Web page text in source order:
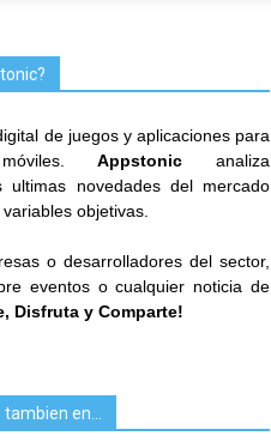
de juegos y aplicaciones para
móviles.Appstonic analiza
ultimas novedades del mercado
objetivas.
o desarrolladores del sector,
eventos o cualquier noticia de
Disfruta y Comparte!
en…